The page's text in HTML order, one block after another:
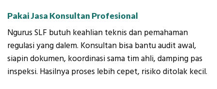
Pakai Jasa Konsultan Profesional
Ngurus SLF butuh keahlian teknis dan pemahaman
regulasi yang dalem. Konsultan bisa bantu audit awal,
siapin dokumen, koordinasi sama tim ahli, damping pas
inspeksi. Hasilnya proses lebih cepet, risiko ditolak kecil.